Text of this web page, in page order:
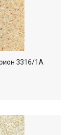
3316/1А